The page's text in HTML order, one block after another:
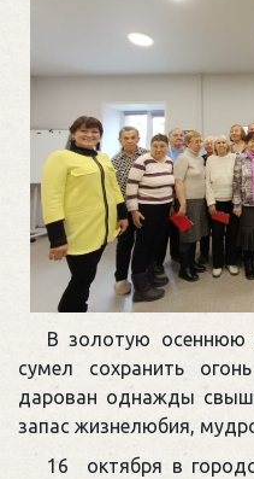
В золотую осеннюю
сумел сохранить
дарован однажды
запас жизнелюбия,
16 октября в